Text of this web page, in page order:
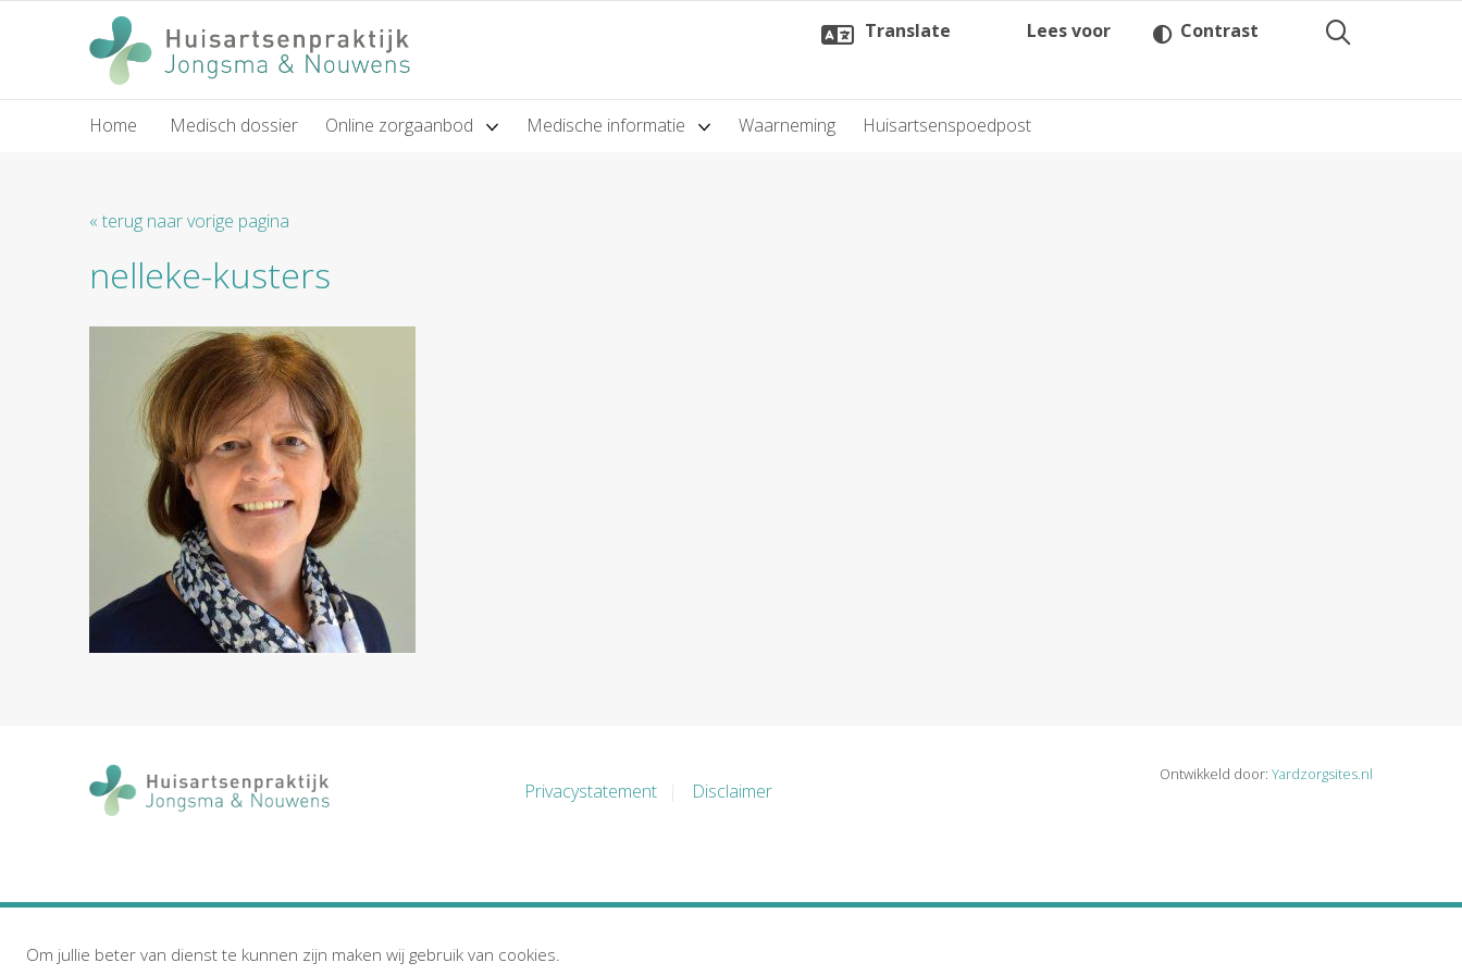
Translate Lees voor Contrast
Home Medisch dossier Online zorgaanbod Medische informatie Waarneming Huisartsenspoedpost
« terug naar vorige pagina
nelleke-kusters
Privacystatement Disclaimer
Ontwikkeld door: Yardzorgsites.nl
Om jullie beter van dienst te kunnen zijn maken wij gebruik van cookies.